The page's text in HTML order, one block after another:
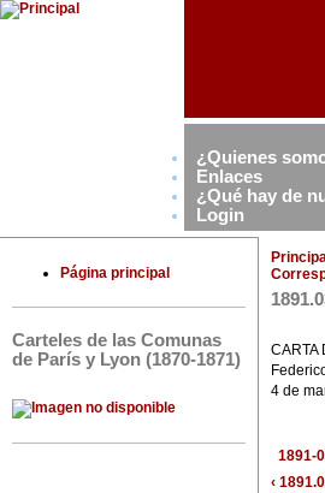
¿Quienes
Enlaces
¿Qué hay de
Login
Página principal
Carteles de las Comunas
de París y Lyon (1870-1871)
CARTA
4 de
1891-
‹